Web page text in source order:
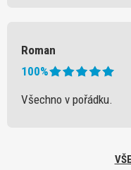
Roman
100%
Všechno v pořádku.